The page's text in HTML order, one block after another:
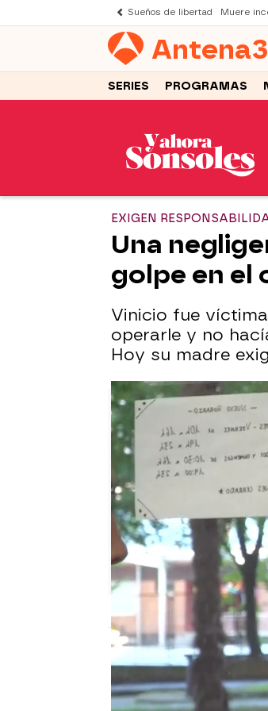
Sueños de libertad Muere
Antena3
SERIES PROGRAMAS
EXIGEN
Una
golpe en el
Vinicio fue
operarle y no
Hoy su madre
Sara Sanz Navarro
Publicado:06 de